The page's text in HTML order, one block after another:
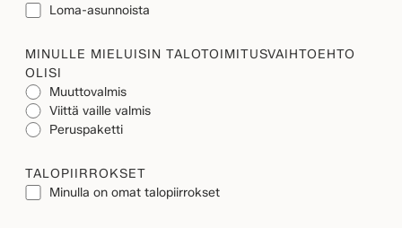
Loma-asunnoista
MINULLE MIELUISIN TALOTOIMITUSVAIHTOEHTO
OLISI
Muuttovalmis
Viittä vaille valmis
Peruspaketti
TALOPIIRROKSET
Minulla on omat talopiirrokset